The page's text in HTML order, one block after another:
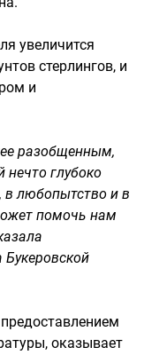
увеличится
стерлингов, и
и
разобщенным,
нечто глубоко
в любопытство и в
помочь нам
Букеровской
оказывает